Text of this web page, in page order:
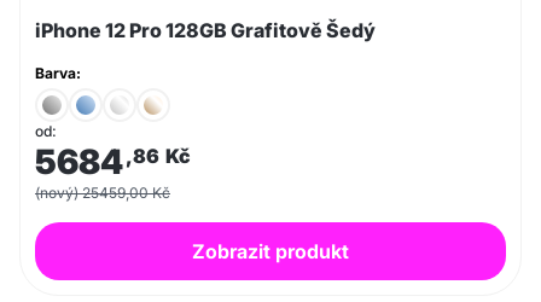
iPhone 12 Pro 128GB Grafitově Šedý
Barva:
od:
5684,86 Kč
(nový) 25459,00 Kč
Zobrazit produkt